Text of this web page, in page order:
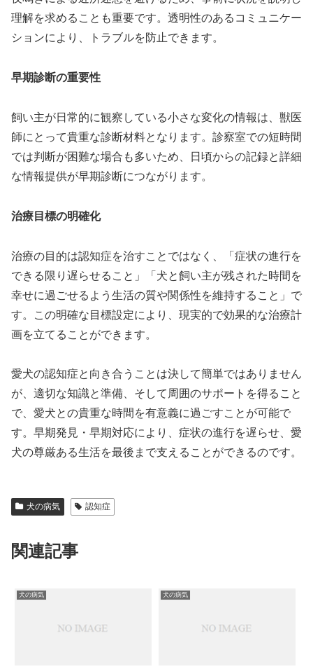
理解を求めることも重要です。透明性のあるコミュニケー
ションにより、トラブルを防止できます。
早期診断の重要性
飼い主が日常的に観察している小さな変化の情報は、獣医
師にとって貴重な診断材料となります。診察室での短時間
では判断が困難な場合も多いため、日頃からの記録と詳細
な情報提供が早期診断につながります。
治療目標の明確化
治療の目的は認知症を治すことではなく、「症状の進行を
できる限り遅らせること」「犬と飼い主が残された時間を
幸せに過ごせるよう生活の質や関係性を維持すること」で
す。この明確な目標設定により、現実的で効果的な治療計
画を立てることができます。
愛犬の認知症と向き合うことは決して簡単ではありません
が、適切な知識と準備、そして周囲のサポートを得ること
で、愛犬との貴重な時間を有意義に過ごすことが可能で
す。早期発見・早期対応により、症状の進行を遅らせ、愛
犬の尊厳ある生活を最後まで支えることができるのです。
犬の病気 認知症
関連記事
犬の病気 犬の病気